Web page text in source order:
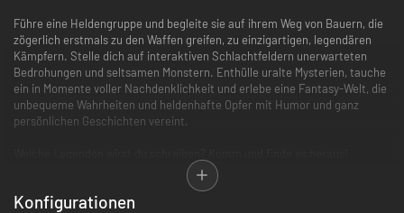
Führe eine Heldengruppe und begleite sie auf ihrem Weg von Bauern, die
zögerlich erstmals zu den Waffen greifen, zu einzigartigen, legendären
Kämpfern. Stelle dich auf interaktiven Schlachtfeldern unerwarteten
Bedrohungen und seltsamen Monstern. Enthülle uralte Mysterien, tauche
ein in Momente voller Nachdenklichkeit und erlebe eine Fantasy-Welt, die
unbequeme Wahrheiten und heldenhafte Opfer mit Humor und ganz
persönlichen Geschichten vereint.
Konfigurationen